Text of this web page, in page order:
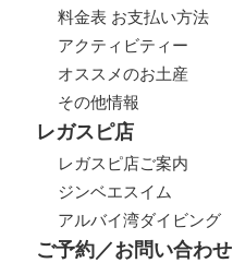
料金表 お支払い方法
アクティビティー
オススメのお土産
その他情報
レガスピ店
レガスピ店ご案内
ジンベエスイム
アルバイ湾ダイビング
ご予約／お問い合わせ